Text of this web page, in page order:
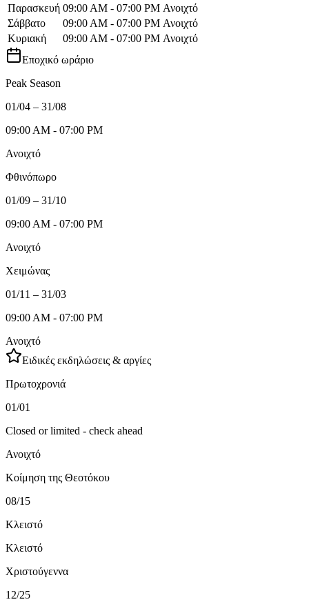
Παρασκευή 09:00 AM - 07:00 PM Ανοιχτό
Σάββατο
09:00 AM - 07:00 PM Ανοιχτό
Κυριακή
09:00 AM - 07:00 PM Ανοιχτό
Εποχικό ωράριο
Peak Season
01/04 – 31/08
09:00 AM - 07:00 PM
Ανοιχτό
Φθινόπωρο
01/09 – 31/10
09:00 AM - 07:00 PM
Ανοιχτό
Χειμώνας
01/11 – 31/03
09:00 AM - 07:00 PM
Ανοιχτό
Ειδικές εκδηλώσεις & αργίες
Πρωτοχρονιά
01/01
Closed or limited - check ahead
Ανοιχτό
Κοίμηση της Θεοτόκου
08/15
Κλειστό
Κλειστό
Χριστούγεννα
12/25